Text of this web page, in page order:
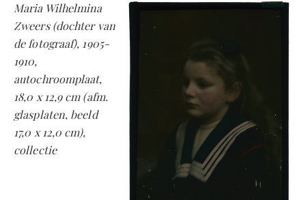
Maria Wilhelmina
Zweers (dochter van
de fotograaf), 1905-
1910,
autochroomplaat,
18,0 x 12,9 cm (afm.
glasplaten, beeld
17,0 x 12,0 cm),
collectie